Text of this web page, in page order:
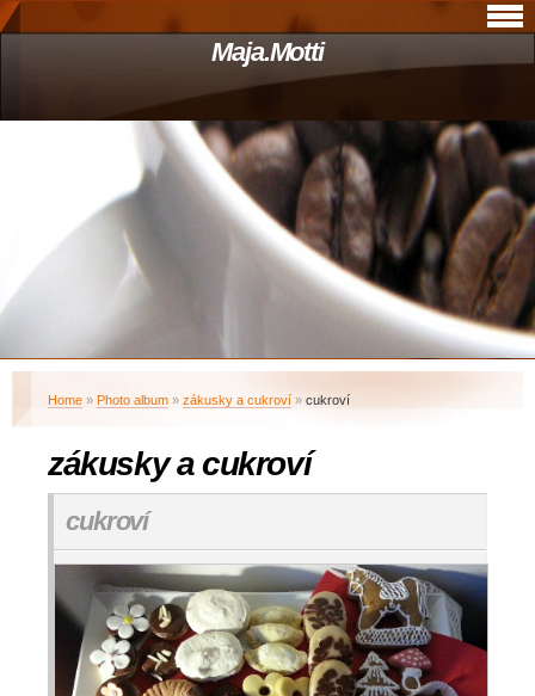
Maja.Motti
Home » Photo album » zákusky a cukroví » cukroví
zákusky a cukroví
cukroví